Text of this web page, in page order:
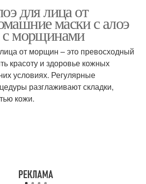
для лица от
маски с алоэ
с морщинами
от морщин – это превосходный
красоту и здоровье кожных
условиях. Регулярные
разглаживают складки,
кожи.